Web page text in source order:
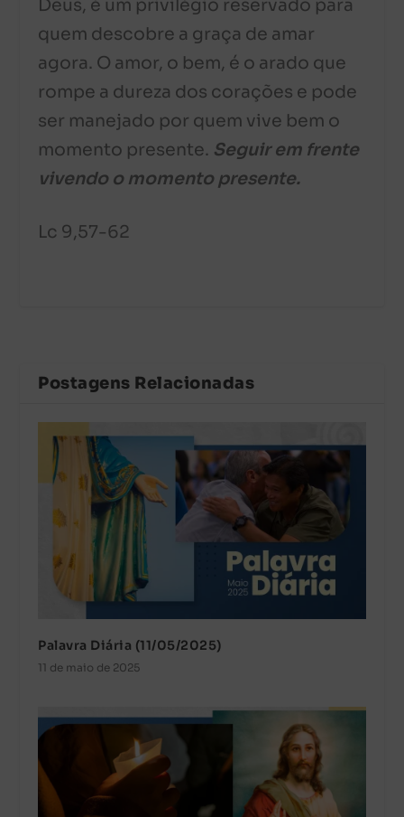
Deus, é um privilégio reservado para
quem descobre a graça de amar
agora. O amor, o bem, é o arado que
rompe a dureza dos corações e pode
ser manejado por quem vive bem o
momento presente. Seguir em frente
vivendo o momento presente.
Lc 9,57-62
Postagens Relacionadas
Palavra Diária (11/05/2025)
11 de maio de 2025